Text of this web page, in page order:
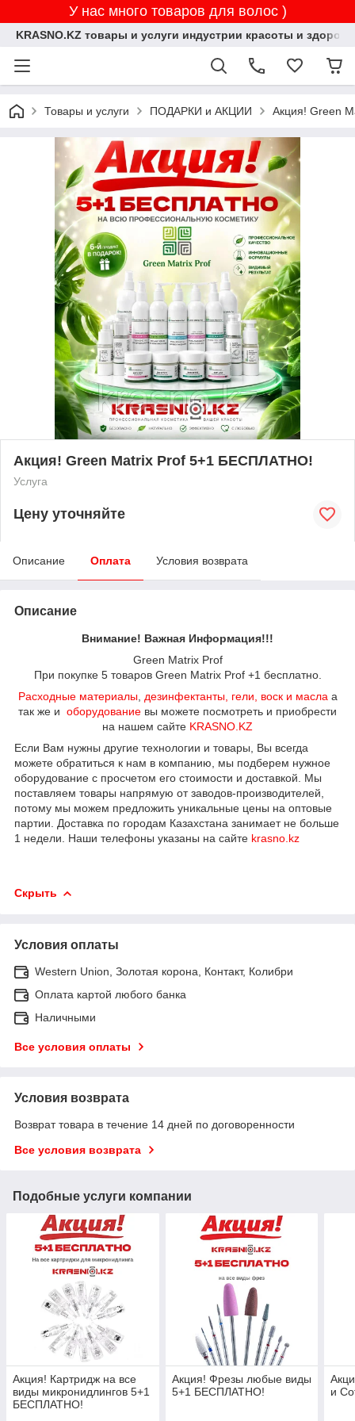
У нас много товаров для волос )
KRASNO.KZ товары и услуги индустрии красоты и
Товары и услуги ПОДАРКИ и АКЦИИ Акция! Green
Акция! Green Matrix Prof 5+1 БЕСПЛАТНО!
Услуга
Цену уточняйте
Описание Оплата Условия возврата
Описание
Внимание! Важная Информация!!!
Green Matrix Prof
При покупке 5 товаров Green Matrix Prof +1 бесплатно.
Расходные материалы, дезинфектанты, гели, воск и масла а
так же и оборудование вы можете посмотреть и приобрести
на нашем сайте KRASNO.KZ
Если Вам нужны другие технологии и товары, Вы всегда
можете обратиться к нам в компанию, мы подберем нужное
оборудование с просчетом его стоимости и доставкой. Мы
поставляем товары напрямую от заводов-производителей,
потому мы можем предложить уникальные цены на оптовые
партии. Доставка по городам Казахстана занимает не больше
1 недели. Наши телефоны указаны на сайте krasno.kz
Скрыть
Условия оплаты
Western Union, Золотая корона, Контакт, Колибри
Оплата картой любого банка
Наличными
Все условия оплаты
Условия возврата
Возврат товара в течение 14 дней по договоренности
Все условия возврата
Подобные услуги компании
Акция! Картридж на все
виды микронидлингов 5+1
БЕСПЛАТНО!
Акция! Фрезы любые виды
5+1 БЕСПЛАТНО!
и